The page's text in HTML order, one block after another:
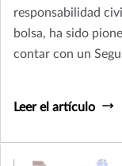
responsabilidad
bolsa, ha sido
contar con un
Leer el artículo